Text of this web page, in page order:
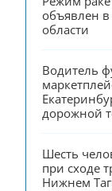
объявлен
области
Водитель
дорожной
Шесть
при сходе
Нижнем